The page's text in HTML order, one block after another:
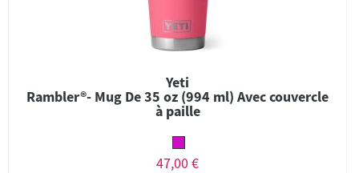
Yeti
Rambler®- Mug De 35 oz (994 ml) Avec couvercle
à paille
47,00 €